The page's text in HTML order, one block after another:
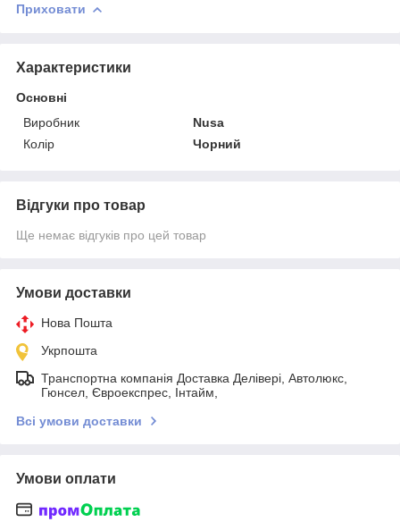
Приховати
Характеристики
Основні
Виробник
Nusa
Колір
Чорний
Відгуки про товар
Ще немає відгуків про цей товар
Умови доставки
Нова Пошта
Укрпошта
Транспортна компанія Доставка Делівері, Автолюкс,
Гюнсел, Євроекспрес, Інтайм,
Всі умови доставки
Умови оплати